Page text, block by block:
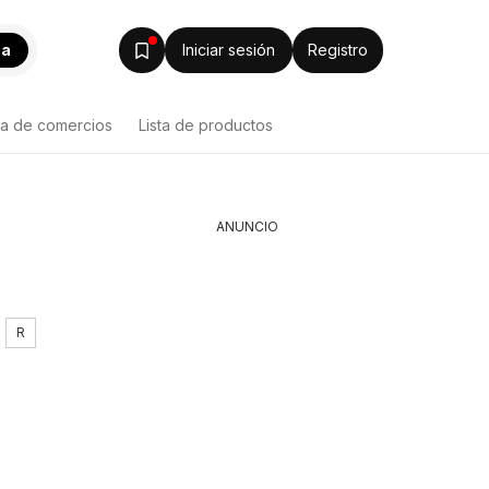
Iniciar sesión Registro
de comercios Lista de productos
R
ANUNCIO